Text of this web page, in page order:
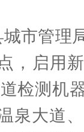
市管理
，启用
检测机
泉大道